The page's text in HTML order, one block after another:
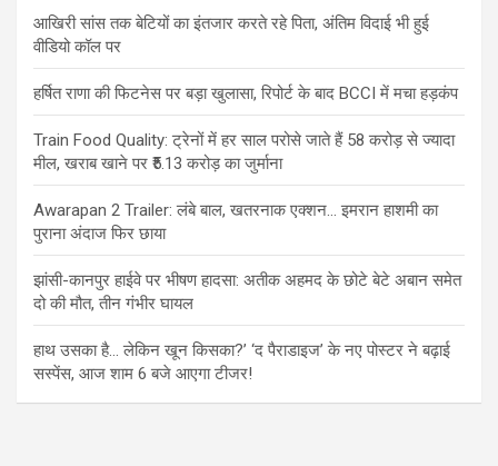
आखिरी सांस तक बेटियों का इंतजार करते रहे पिता, अंतिम विदाई भी हुई
वीडियो कॉल पर
हर्षित राणा की फिटनेस पर बड़ा खुलासा, रिपोर्ट के बाद BCCI में मचा हड़कंप
Train Food Quality: ट्रेनों में हर साल परोसे जाते हैं 58 करोड़ से ज्यादा
मील, खराब खाने पर ₹5.13 करोड़ का जुर्माना
Awarapan 2 Trailer: लंबे बाल, खतरनाक एक्शन… इमरान हाशमी का
पुराना अंदाज फिर छाया
झांसी-कानपुर हाईवे पर भीषण हादसा: अतीक अहमद के छोटे बेटे अबान समेत
दो की मौत, तीन गंभीर घायल
हाथ उसका है… लेकिन खून किसका?’ ‘द पैराडाइज’ के नए पोस्टर ने बढ़ाई
सस्पेंस, आज शाम 6 बजे आएगा टीजर!